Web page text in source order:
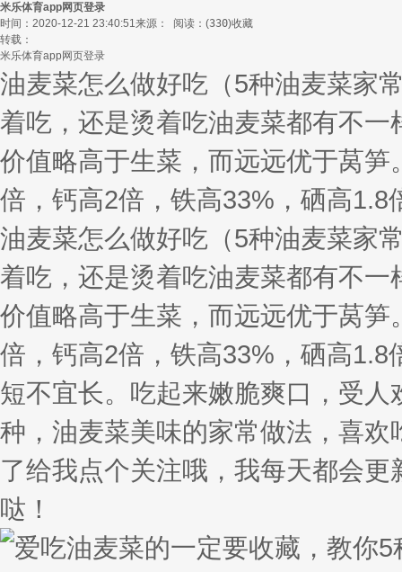
米乐体育app网页登录
时间：2020-12-21 23:40:51来源： 阅读： (330)收藏
转载：
米乐体育app网页登录
油麦菜怎么做好吃（5种油麦菜家
着吃，还是烫着吃油麦菜都有不
价值略高于生菜，而远远优于莴
倍，钙高2倍，铁高33%，硒高1.8
油麦菜怎么做好吃（5种油麦菜家
着吃，还是烫着吃油麦菜都有不
价值略高于生菜，而远远优于莴
倍，钙高2倍，铁高33%，硒高
短不宜长。吃起来嫩脆爽口，受
种，油麦菜美味的家常做法，喜
了给我点个关注哦，我每天都会
哒！